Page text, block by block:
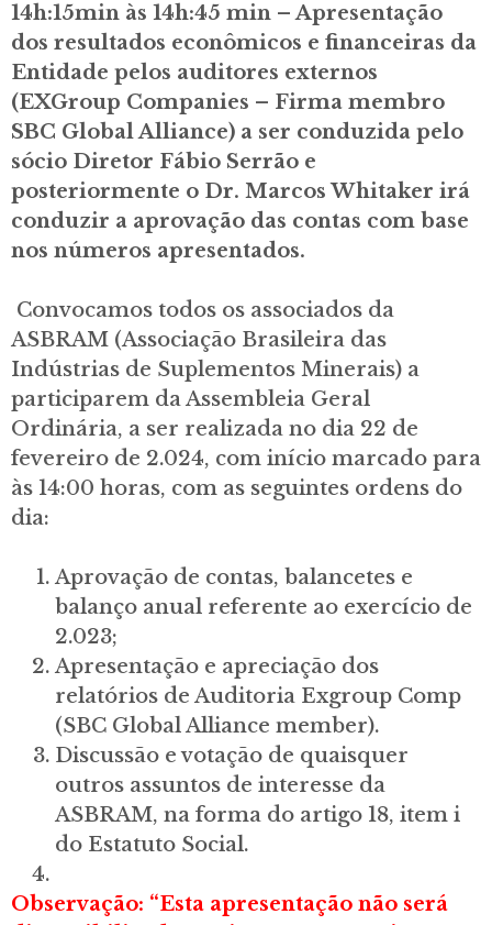
14h:15min às 14h:45 min – Apresentação
dos resultados econômicos e financeiras da
Entidade pelos auditores externos
(EXGroup Companies – Firma membro
SBC Global Alliance) a ser conduzida pelo
sócio Diretor Fábio Serrão e
posteriormente o Dr. Marcos Whitaker irá
conduzir a aprovação das contas com base
nos números apresentados.
Convocamos todos os associados da
ASBRAM (Associação Brasileira das
Indústrias de Suplementos Minerais) a
participarem da Assembleia Geral
Ordinária, a ser realizada no dia 22 de
fevereiro de 2.024, com início marcado para
às 14:00 horas, com as seguintes ordens do
dia:
Aprovação de contas, balancetes e
balanço anual referente ao exercício de
2.023;
Apresentação e apreciação dos
relatórios de Auditoria Exgroup Comp
(SBC Global Alliance member).
Discussão e votação de quaisquer
outros assuntos de interesse da
ASBRAM, na forma do artigo 18, item i
do Estatuto Social.
Observação: “Esta apresentação não será